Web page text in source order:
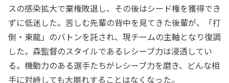
スの感染拡大で棄権敗退し、その後はシード権を獲得でき
ずに低迷した。苦しむ先輩の背中を見てきた後輩が、「打
倒・東龍」のバトンを託され、現チームの主軸となり復調
した。森監督のスタイルであるレシーブ力は浸透してい
る。機動力のある選手たちがレシーブ力を磨き、どんな相
手に対峙しても大崩れすることはなくなった。